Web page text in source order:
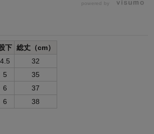
powered by
股下 総丈（cm）
4.5
32
5
35
6
37
6 38